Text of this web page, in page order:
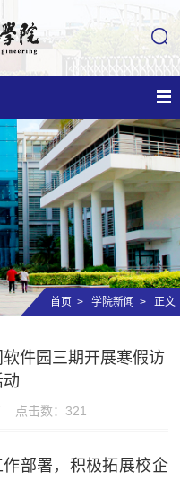
首页 > 学院新闻 > 正文
件园三期开展寒假访
点击数： 321
部署，积极拓展校企